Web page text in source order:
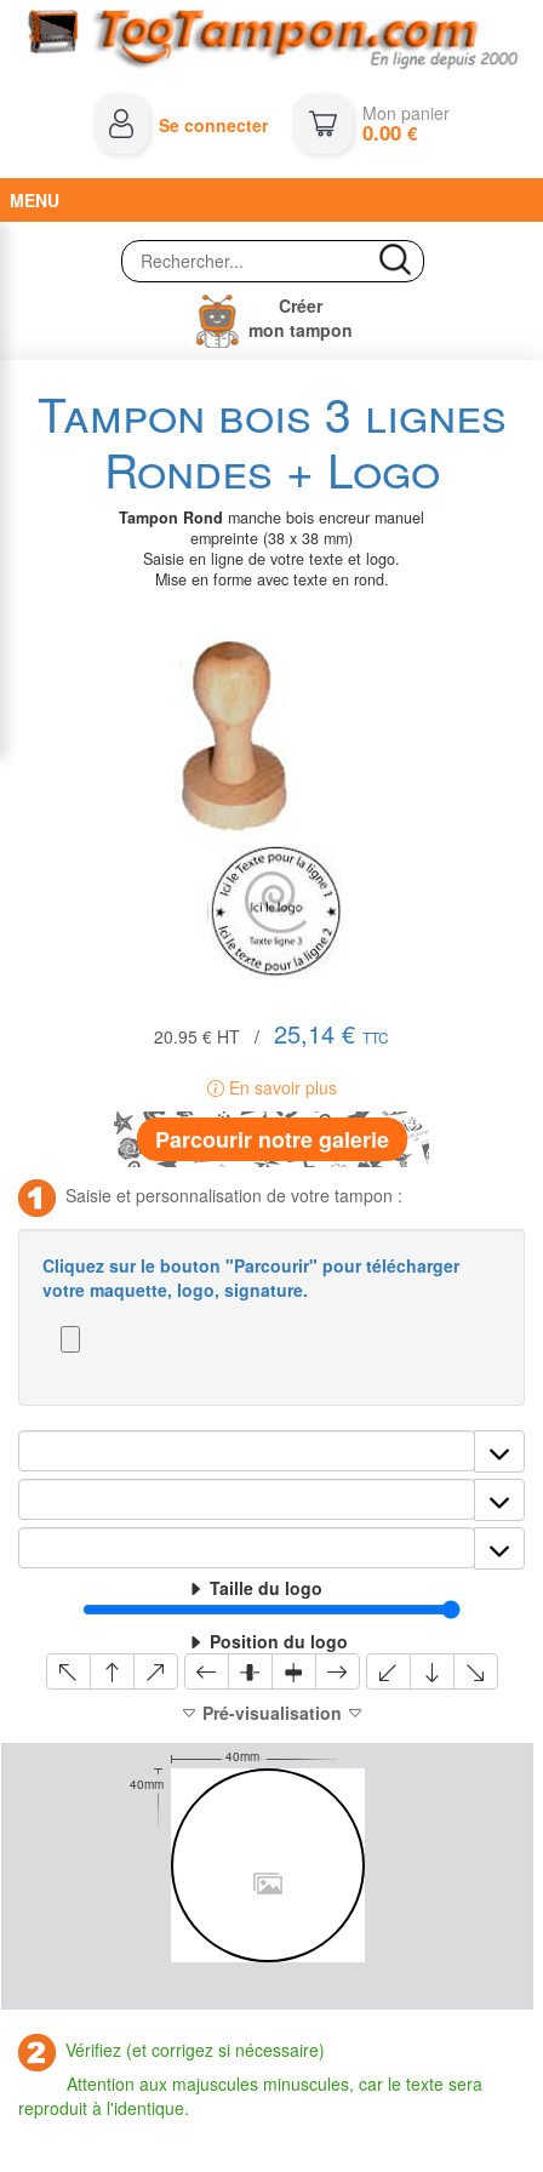
Se connecter Mon panier
0.00€
MENU
Créer
mon tampon
Tampon bois 3 lignes
Rondes + Logo
Tampon Rond manche bois encreur manuel
empreinte (38 x 38 mm)
Saisie en ligne de votre texte et logo.
Mise en forme avec texte en rond.
20.95 € HT / 25,14 € TTC
En savoir plus
Parcourir notre galerie
Saisie et personnalisation de votre tampon :
Cliquez sur le bouton "Parcourir" pour télécharger
votre maquette, logo, signature.
Taille du logo
Position du logo
Pré-visualisation
40mm
40mm
Vérifiez (et corrigez si nécessaire)
Attention aux majuscules minuscules, car le texte sera
reproduit à l'identique.